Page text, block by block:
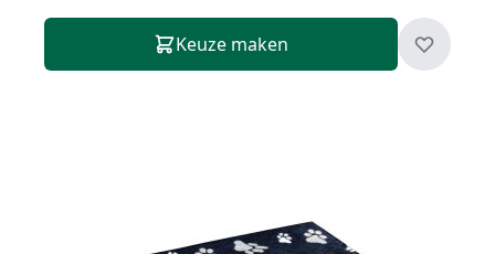
Keuze maken